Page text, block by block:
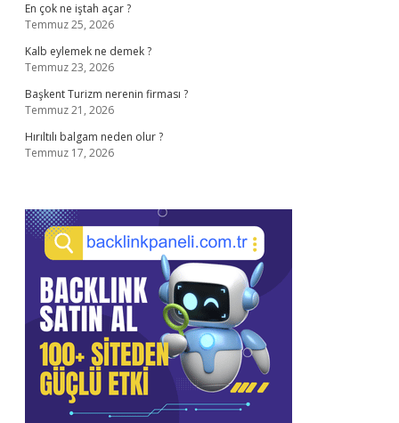
En çok ne iştah açar ?
Temmuz 25, 2026
Kalb eylemek ne demek ?
Temmuz 23, 2026
Başkent Turizm nerenin firması ?
Temmuz 21, 2026
Hırıltılı balgam neden olur ?
Temmuz 17, 2026